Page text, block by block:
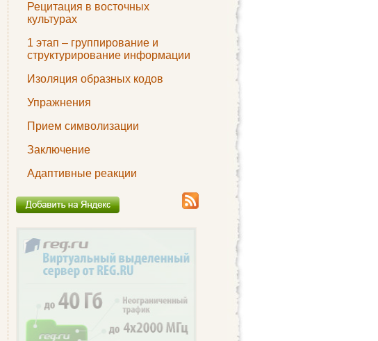
Рецитация в восточных
культурах
1 этап – группирование и
структурирование информации
Изоляция образных кодов
Упражнения
Прием символизации
Заключение
Адаптивные реакции